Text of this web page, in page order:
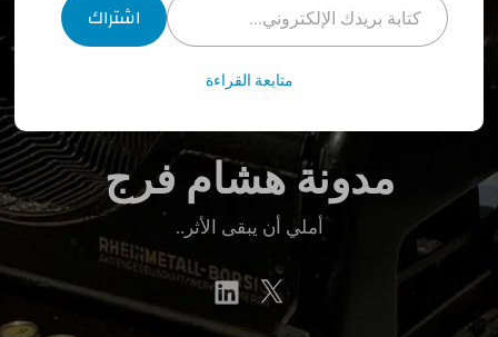
مدونة هشام فرج
أملي أن يبقى الأثر..
Twitter
linkedin
اشتراك
متابعة القراءة